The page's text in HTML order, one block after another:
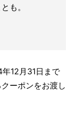
も。
12月31日まで
ーポンをお渡し